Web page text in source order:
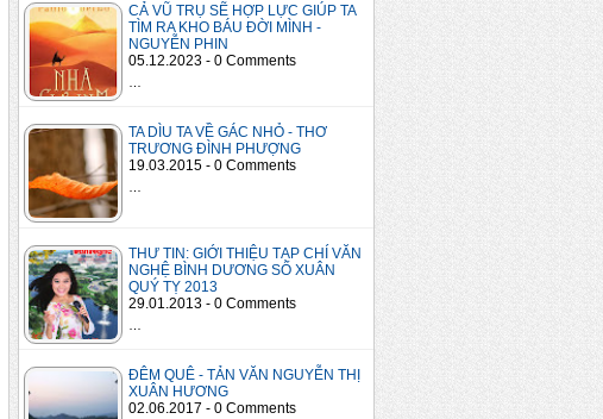
CẢ VŨ TRỤ SẼ HỢP LỰC GIÚP TA
TÌM RA KHO BÁU ĐỜI MÌNH -
NGUYỄN PHIN
05.12.2023 - 0 Comments
TA DÌU TA VỀ GÁC NHỎ - THƠ
TRƯƠNG ĐÌNH PHƯỢNG
19.03.2015 - 0 Comments
THƯ TIN: GIỚI THIỆU TẠP CHÍ VĂN
NGHỆ BÌNH DƯƠNG SỐ XUÂN
QUÝ TỴ 2013
29.01.2013 - 0 Comments
ĐÊM QUÊ - TẢN VĂN NGUYỄN THỊ
XUÂN HƯƠNG
02.06.2017 - 0 Comments